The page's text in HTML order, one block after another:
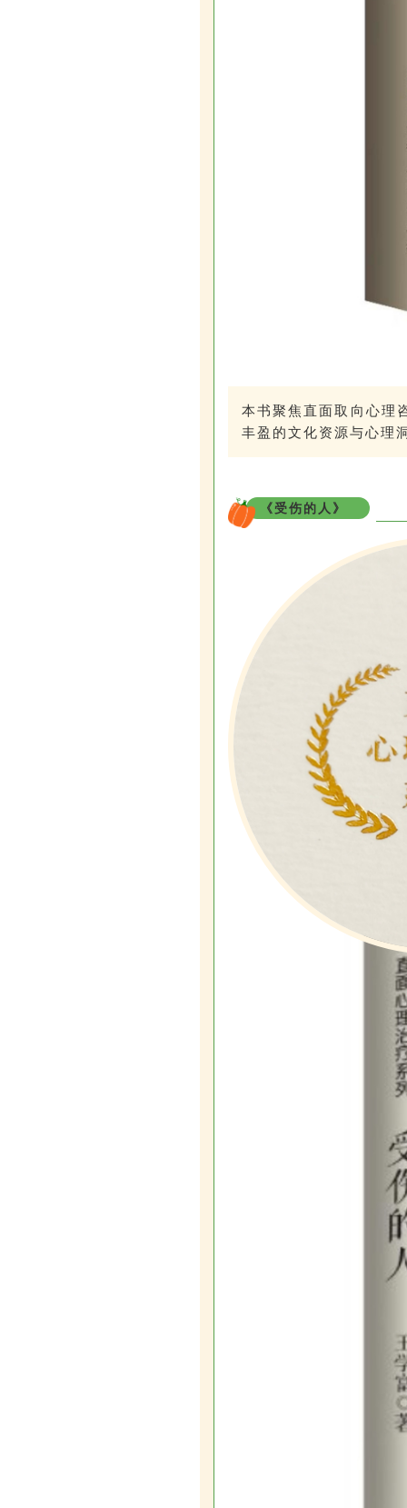
本书聚焦直面取向心理
丰盈的文化资源与心理
《受伤的人》